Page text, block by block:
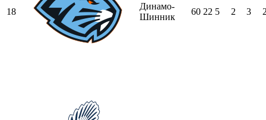
18
Динамо-
Шинник
60 22 5 2 3